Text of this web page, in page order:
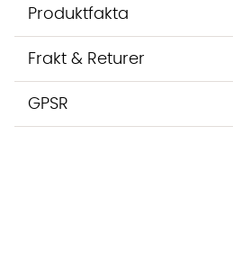
Produktfakta
Frakt & Returer
GPSR